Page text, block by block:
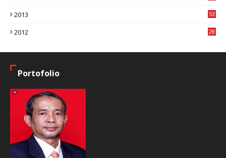
2013
53
2012
28
Portofolio